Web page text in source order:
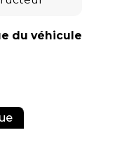
du véhicule